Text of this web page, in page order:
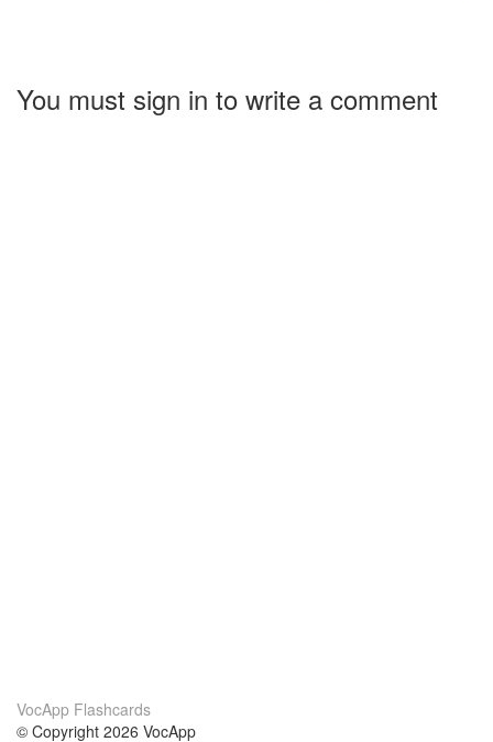
You must sign in to write a comment
VocApp Flashcards
© Copyright 2026 VocApp